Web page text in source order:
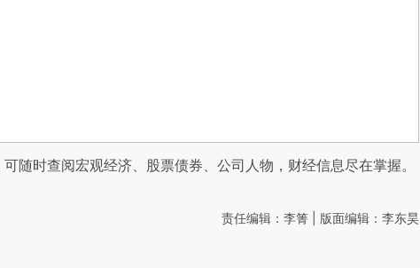
可随时查阅宏观经济、股票债券、公司人物，财经信息尽在掌握。
责任编辑：李箐 | 版面编辑：李东昊